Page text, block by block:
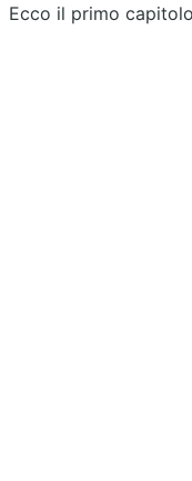
Ecco il primo